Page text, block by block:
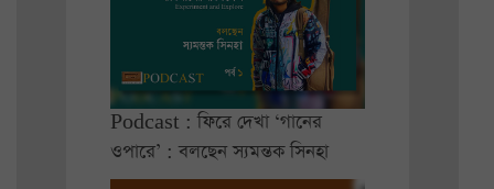
Podcast : ফিরে দেখা ‘গানের
ওপারে’ : বলছেন স্যমন্তক সিনহা